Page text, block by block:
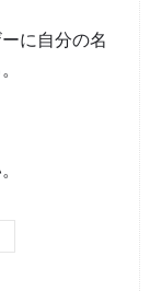
に自分の名